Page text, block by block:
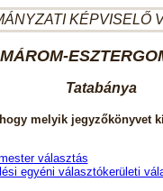
KÉPVISELŐ
Tatabánya
melyik jegyzőkönyvet
választás
egyéni választókerületi